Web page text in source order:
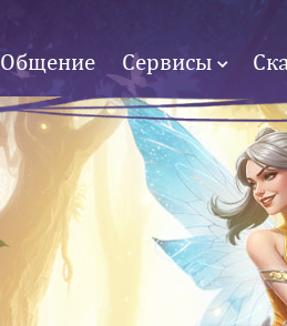
Общение Сервисы